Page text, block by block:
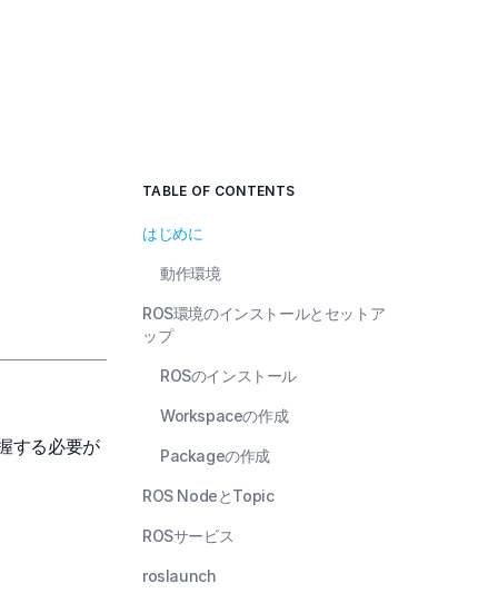
する必要が
TABLE OF CONTENTS
はじめに
動作環境
ROS環境のインストールとセットア
ップ
ROSのインストール
Workspaceの作成
Packageの作成
ROS NodeとTopic
ROSサービス
roslaunch